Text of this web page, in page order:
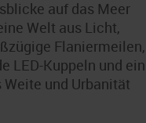
auf das Meer
Welt aus Licht,
Flaniermeilen,
LED-Kuppeln und ein
und Urbanität